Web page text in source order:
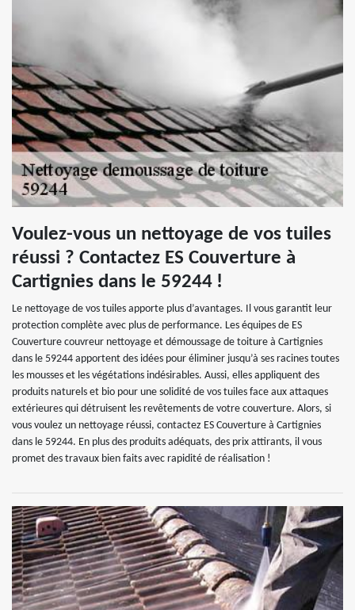
Voulez-vous un nettoyage de vos tuiles
réussi ? Contactez ES Couverture à
Cartignies dans le 59244 !
Le nettoyage de vos tuiles apporte plus d’avantages. Il vous garantit leur
protection complète avec plus de performance. Les équipes de ES
Couverture couvreur nettoyage et démoussage de toiture à Cartignies
dans le 59244 apportent des idées pour éliminer jusqu’à ses racines toutes
les mousses et les végétations indésirables. Aussi, elles appliquent des
produits naturels et bio pour une solidité de vos tuiles face aux attaques
extérieures qui détruisent les revêtements de votre couverture. Alors, si
vous voulez un nettoyage réussi, contactez ES Couverture à Cartignies
dans le 59244. En plus des produits adéquats, des prix attirants, il vous
promet des travaux bien faits avec rapidité de réalisation !